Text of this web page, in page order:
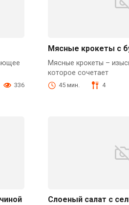
336
Мясные крокеты с
Мясные крокеты –
которое сочетает
45 мин. 4
Слоеный салат с